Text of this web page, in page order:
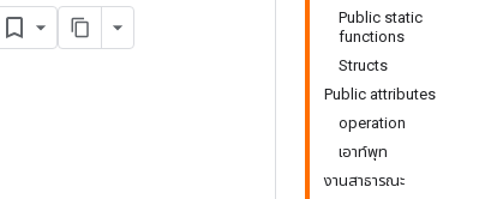
Public static
functions
Structs
Public attributes
operation
เอาท์พุท
งานสาธารณะ